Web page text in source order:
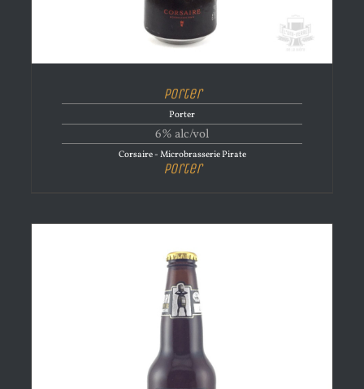
Porter
Porter
6% alc/vol
Corsaire - Microbrasserie Pirate
Porter